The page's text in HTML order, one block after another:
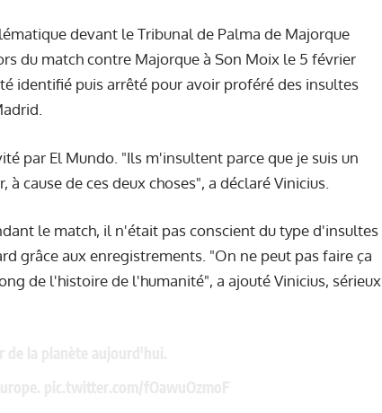
devant le Tribunal de Palma de Majorque
du match contre Majorque à Son Moix le 5 février
identifié puis arrêté pour avoir proféré des insultes
par El Mundo. "Ils m'insultent parce que je suis un
cause de ces deux choses", a déclaré Vinicius.
le match, il n'était pas conscient du type d'insultes
grâce aux enregistrements. "On ne peut pas faire ça
de l'histoire de l'humanité", a ajouté Vinicius, sérieux